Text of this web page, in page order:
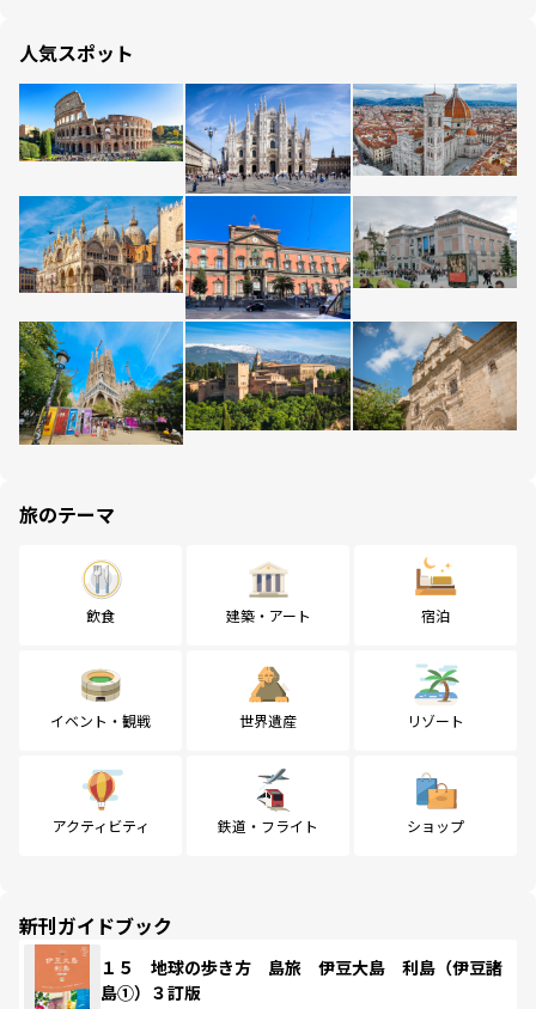
人気スポット
旅のテーマ
飲食 建築・アート 宿泊
イベント・観戦 世界遺産 リゾート
アクティビティ 鉄道・フライト ショップ
新刊ガイドブック
１５ 地球の歩き方 島旅 伊豆大島 利島（伊豆諸
島①）３訂版